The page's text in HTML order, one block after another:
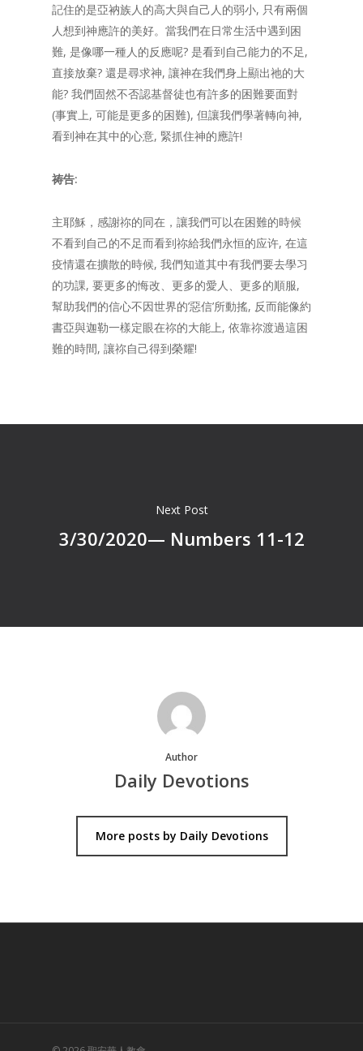
記住的是亞衲族人的高大與自己人的弱小, 只有兩個
人想到神應許的美好。當我們在日常生活中遇到困
難, 是像哪一種人的反應呢? 是看到自己能力的不足,
直接放棄? 還是尋求神, 讓神在我們身上顯出祂的大
能? 我們固然不否認基督徒也有許多的困難要面對
(事實上, 可能是更多的困難), 但讓我們學著轉向神,
看到神在其中的心意, 緊抓住神的應許!
祷告:
主耶穌，感謝祢的同在，讓我們可以在困難的時候
不看到自己的不足而看到祢給我們永恒的应许, 在這
疫情還在擴散的時候, 我們知道其中有我們要去學习
的功課, 要更多的悔改、更多的愛人、更多的順服,
幫助我們的信心不因世界的’惡信’所動搖, 反而能像約
書亞與迦勒一樣定眼在祢的大能上, 依靠祢渡過這困
難的時間, 讓祢自己得到榮耀!
Next Post
3/30/2020— Numbers 11-12
Author
Daily Devotions
More posts by Daily Devotions